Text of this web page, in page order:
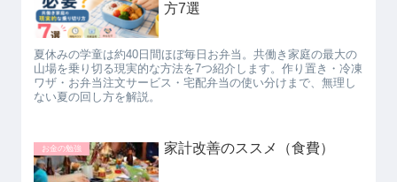
方7選
夏休みの学童は約40日間ほぼ毎日お弁当。共働き家庭の最大の
山場を乗り切る現実的な方法を7つ紹介します。作り置き・冷凍
ワザ・お弁当注文サービス・宅配弁当の使い分けまで、無理し
ない夏の回し方を解説。
お金の勉強 家計改善のススメ（食費）